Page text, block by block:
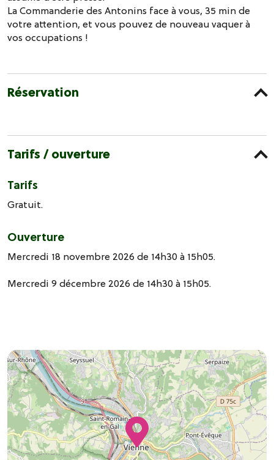
La Commanderie des Antonins face à vous, 35 min de
votre attention, et vous pouvez de nouveau vaquer à
vos occupations !
Réservation
Tarifs / ouverture
Tarifs
Gratuit.
Ouverture
Mercredi 18 novembre 2026 de 14h30 à 15h05.
Mercredi 9 décembre 2026 de 14h30 à 15h05.